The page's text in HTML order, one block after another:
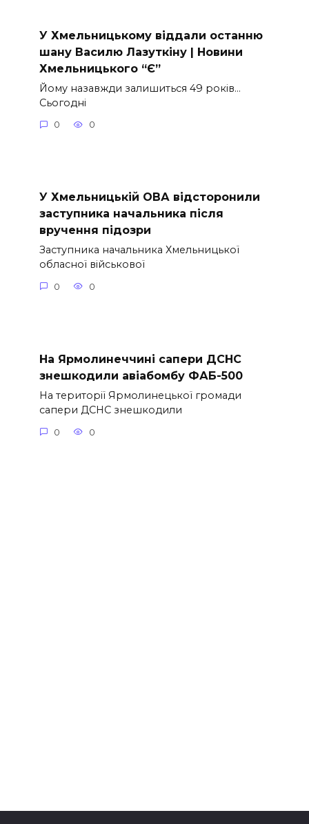
У Хмельницькому віддали останню
шану Василю Лазуткіну | Новини
Хмельницького “Є”
Йому назавжди залишиться 49 років…
Сьогодні
0 0
У Хмельницькій ОВА відсторонили
заступника начальника після
вручення підозри
Заступника начальника Хмельницької
обласної військової
0 0
На Ярмолинеччині сапери ДСНС
знешкодили авіабомбу ФАБ-500
На території Ярмолинецької громади
сапери ДСНС знешкодили
0 0